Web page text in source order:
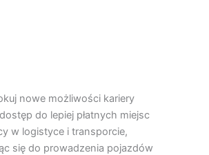
nowe możliwości kariery
do lepiej płatnych miejsc
w logistyce i transporcie,
się do prowadzenia pojazdów